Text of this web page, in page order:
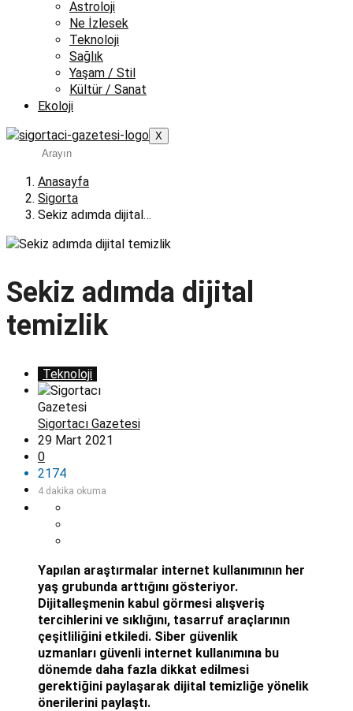
Astroloji
Ne İzlesek
Teknoloji
Sağlık
Yaşam / Stil
Kültür / Sanat
Ekoloji
X
Anasayfa
Sigorta
Sekiz adımda dijital…
Sekiz adımda dijital
temizlik
Teknoloji
Sigortacı Gazetesi
29 Mart 2021
0
2174
4 dakika okuma
Yapılan araştırmalar internet kullanımının her
yaş grubunda arttığını gösteriyor.
Dijitalleşmenin kabul görmesi alışveriş
tercihlerini ve sıklığını, tasarruf araçlarının
çeşitliliğini etkiledi. Siber güvenlik
uzmanları güvenli internet kullanımına bu
dönemde daha fazla dikkat edilmesi
gerektiğini paylaşarak dijital temizliğe yönelik
önerilerini paylaştı.